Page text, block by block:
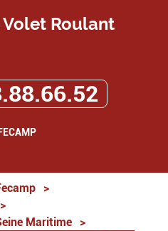
Roulant
>
>
Maritime
>